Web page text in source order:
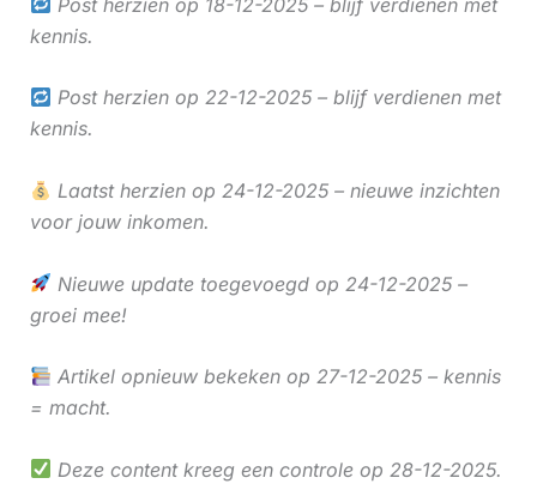
kennis.
Post herzien op 22-12-2025 – blijf verdienen met
kennis.
Laatst herzien op 24-12-2025 – nieuwe inzichten
voor jouw inkomen.
Nieuwe update toegevoegd op 24-12-2025 –
groei mee!
Artikel opnieuw bekeken op 27-12-2025 – kennis
= macht.
Deze content kreeg een controle op 28-12-2025.